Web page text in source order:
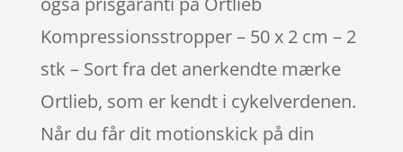
Kompressionsstropper – 50 x 2 cm – 2
stk – Sort fra det anerkendte mærke
Ortlieb, som er kendt i cykelverdenen.
Når du får dit motionskick på din